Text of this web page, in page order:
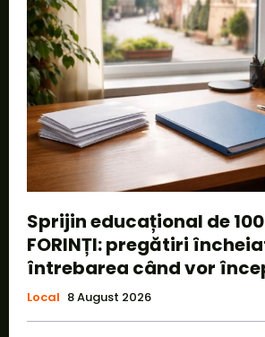
Sprijin educațional de
FORINȚI: pregătiri
întrebarea când vor
Local 8 August 2026